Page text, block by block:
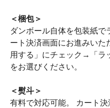
＜梱包＞
ダンボール自体を包装紙で
ート決済画面にお進みいた
用する」にチェック→「
をお選びください。
＜熨斗＞
有料で対応可能。 カート決